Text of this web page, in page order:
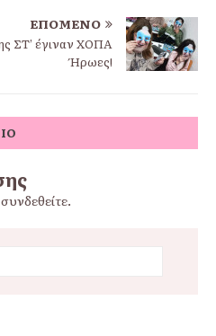
ΕΠΌΜΕΝΟ
ΣΤ’ έγιναν ΧΟΠΑ
Ήρωες!
συνδεθείτε.